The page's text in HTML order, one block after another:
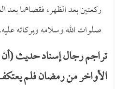
ركعتين بعد الظهر، فقضاهما
صلوات الله وسلامه وبركاته عليه.
تراجم رجال إسناد حديث
الأواخر من رمضان فلم